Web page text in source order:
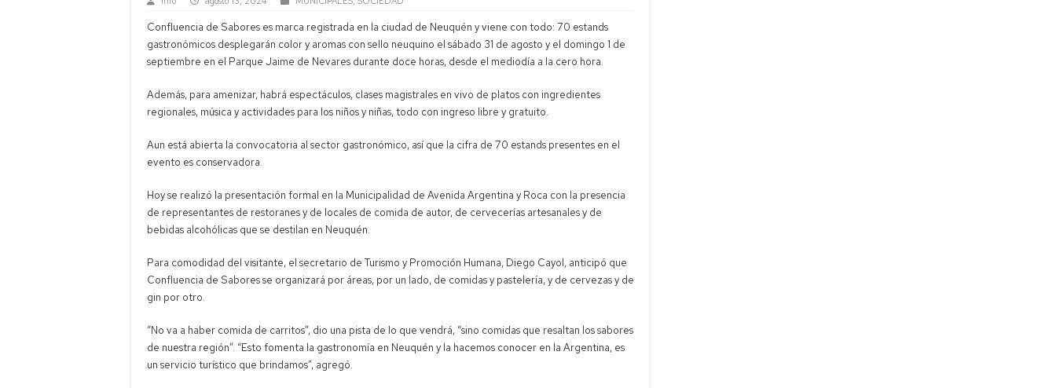
Senado: Bullrich critica kirchnerismo y cruza con Capitanich
Multitudinaria movilización en Neuquén contra Ley de Tierras
Confluencia de Sabores es marca registrada en la ciudad de Neuquén y viene con todo: 70 estands
gastronómicos desplegarán color y aromas con sello neuquino el sábado 31 de agosto y el domingo 1 de
septiembre en el Parque Jaime de Nevares durante doce horas, desde el mediodía a la cero hora.
Además, para amenizar, habrá espectáculos, clases magistrales en vivo de platos con ingredientes
regionales, música y actividades para los niños y niñas, todo con ingreso libre y gratuito.
Aun está abierta la convocatoria al sector gastronómico, así que la cifra de 70 estands presentes en el
evento es conservadora.
Hoy se realizó la presentación formal en la Municipalidad de Avenida Argentina y Roca con la presencia
de representantes de restoranes y de locales de comida de autor, de cervecerías artesanales y de
bebidas alcohólicas que se destilan en Neuquén.
Para comodidad del visitante, el secretario de Turismo y Promoción Humana, Diego Cayol, anticipó que
Confluencia de Sabores se organizará por áreas, por un lado, de comidas y pastelería, y de cervezas y de
gin por otro.
“No va a haber comida de carritos”, dio una pista de lo que vendrá, “sino comidas que resaltan los sabores
de nuestra región”. “Esto fomenta la gastronomía en Neuquén y la hacemos conocer en la Argentina, es
un servicio turístico que brindamos”, agregó.